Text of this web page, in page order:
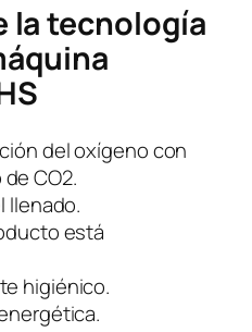
la tecnología
del oxígeno con
CO2.
llenado.
está
higiénico.